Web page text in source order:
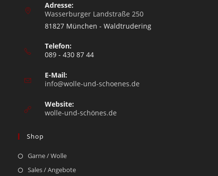
Adresse:
Wasserburger Landstraße 250
81827 München - Waldtrudering
Telefon:
089 - 430 87 44
E-Mail:
info@wolle-und-schoenes.de
Website:
wolle-und-schönes.de
Shop
Garne / Wolle
Sales / Angebote